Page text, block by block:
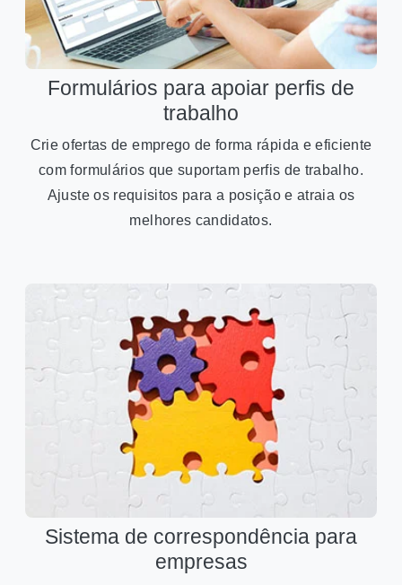
Formulários para apoiar perfis de
trabalho
Crie ofertas de emprego de forma rápida e eficiente
com formulários que suportam perfis de trabalho.
Ajuste os requisitos para a posição e atraia os
melhores candidatos.
Sistema de correspondência para
empresas